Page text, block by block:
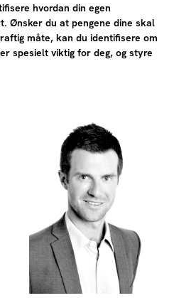
hvordan din egen
Ønsker du at pengene dine skal
måte, kan du identifisere om
spesielt viktig for deg, og styre